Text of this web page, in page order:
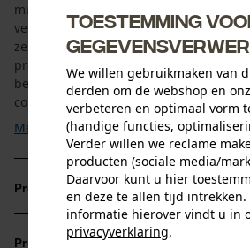
multifunctioneel ontwerp met een
veelzijdig genoeg om zowel als warme
zelfstandige buitenlaag te dragen. De
praktische opbergruimte voor de
benodigdheden. De ingetogen
combineren met ...
Meer tonen
Productvoordelen
Geluidsarm teddyfleece –
Productinformatie
Toestemming
We willen gebruikmaken van
derden om de webshop en
verbeteren en optimaal vorm
(handige functies,
Verder willen we reclame
producten (sociale media/
Daarvoor kunt u hier
en deze te allen tijd intrekken.
informatie hierover vindt u in
privacyverklaring.